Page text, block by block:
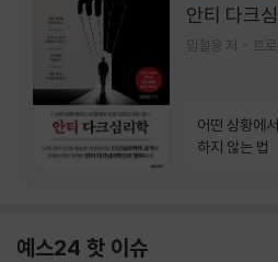
안티 다크
임철웅 저 트
어떤 상황에
하지 않는 법
예스24 핫 이슈